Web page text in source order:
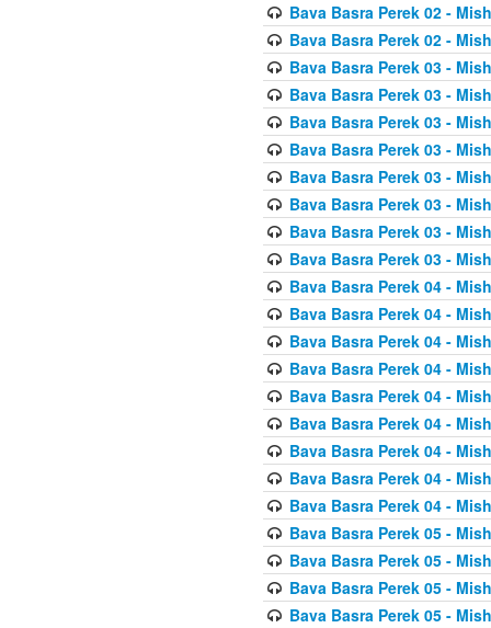
Bava Basra Perek 02 -
Bava Basra Perek 02 -
Bava Basra Perek 03 -
Bava Basra Perek 03 -
Bava Basra Perek 03 -
Bava Basra Perek 03 -
Bava Basra Perek 03 -
Bava Basra Perek 03 -
Bava Basra Perek 03 -
Bava Basra Perek 03 -
Bava Basra Perek 04 -
Bava Basra Perek 04 -
Bava Basra Perek 04 -
Bava Basra Perek 04 -
Bava Basra Perek 04 -
Bava Basra Perek 04 -
Bava Basra Perek 04 -
Bava Basra Perek 04 -
Bava Basra Perek 04 -
Bava Basra Perek 05 -
Bava Basra Perek 05 -
Bava Basra Perek 05 -
Bava Basra Perek 05 -